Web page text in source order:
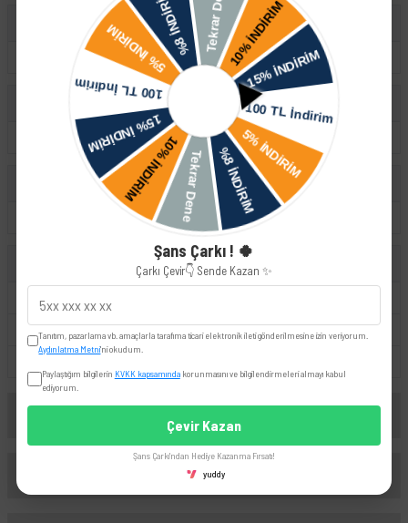
Audi
Leon
Skoda
UYUMLU OEM
5K0698451C 425559650177
Şans Çarkı ! 🍀
Çarkı Çevir👇 Sende Kazan ✨
Tanıtım, pazarlama vb. amaçlarla tarafıma ticari elektronik ileti gönderilmesine izin veriyorum.
Aydınlatma Metni'ni okudum.
Paylaştığım bilgilerin KVKK kapsamındakorunmasını ve bilgilendirmeleri almayı kabul
ediyorum.
Çevir Kazan
Şans Çarkı'ndan Hediye Kazanma Fırsatı!
yuddy